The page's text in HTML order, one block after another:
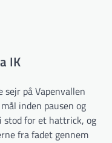
IK
på Vapenvallen
inden pausen og
stod for et hattrick, og
fra fadet gennem